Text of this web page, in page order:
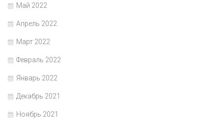
Май 2022
Апрель 2022
Март 2022
Февраль 2022
Январь 2022
Декабрь 2021
Ноябрь 2021